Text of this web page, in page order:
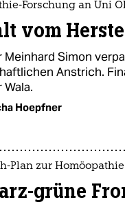
Forschung an Uni
vom
Meinhard Simon
Anstrich.
Hoepfner
Plan zur Homöopathie
grüne